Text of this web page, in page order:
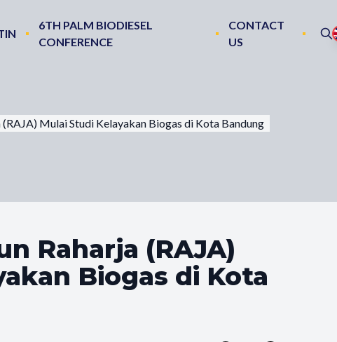
6TH PALM BIODIESEL
CONFERENCE
CONTACT
US
(RAJA) Mulai Studi Kelayakan Biogas di Kota Bandung
Raharja (RAJA)
Biogas di Kota